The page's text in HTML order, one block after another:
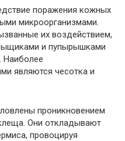
поражения кожных
микроорганизмами.
их воздействием,
и пупырышками
Наиболее
являются чесотка и
проникновением
Они откладывают
провоцируя